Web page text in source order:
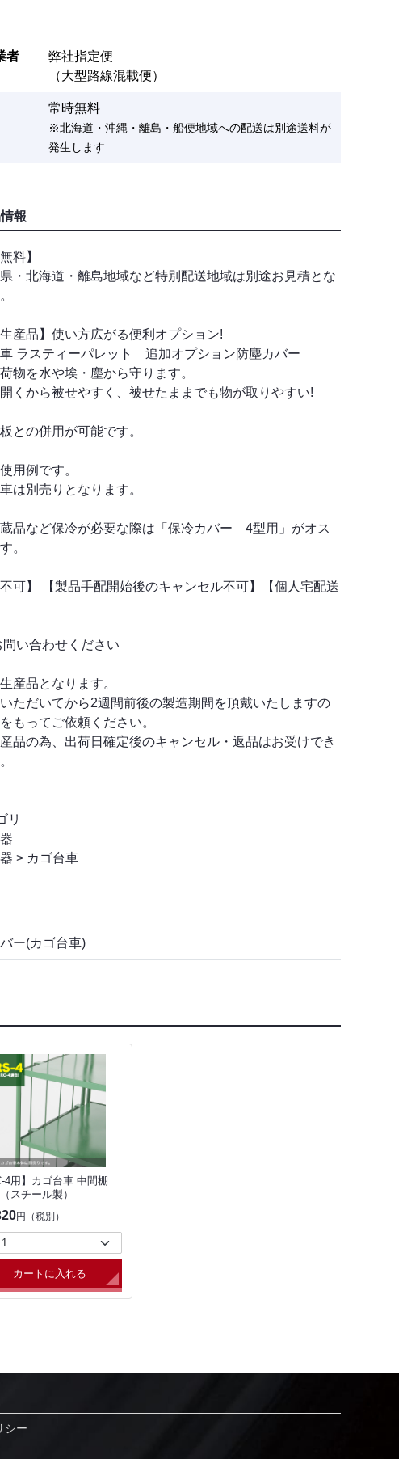
者
弊社指定便
（大型路線混載便）
常時無料
※北海道・沖縄・離島・船便地域への配送は別途送料が
発生します
報
料】
・北海道・離島地域など特別配送地域は別途お見積とな
生産品】使い方広がる便利オプション!
ラスティーパレット 追加オプション防塵カバー
物を水や埃・塵から守ります。
くから被せやすく、被せたままでも物が取りやすい!
との併用が可能です。
用例です。
は別売りとなります。
品など保冷が必要な際は「保冷カバー 4型用」がオス
。
不可】 【製品手配開始後のキャンセル不可】【個人宅配送
問い合わせください
産品となります。
ただいてから2週間前後の製造期間を頂戴いたしますの
もってご依頼ください。
品の為、出荷日確定後のキャンセル・返品はお受けでき
リ
> カゴ台車
ー(カゴ台車)
4用】カゴ台車 中間棚
スチール製）
円（税別）
カートに入れる
シー